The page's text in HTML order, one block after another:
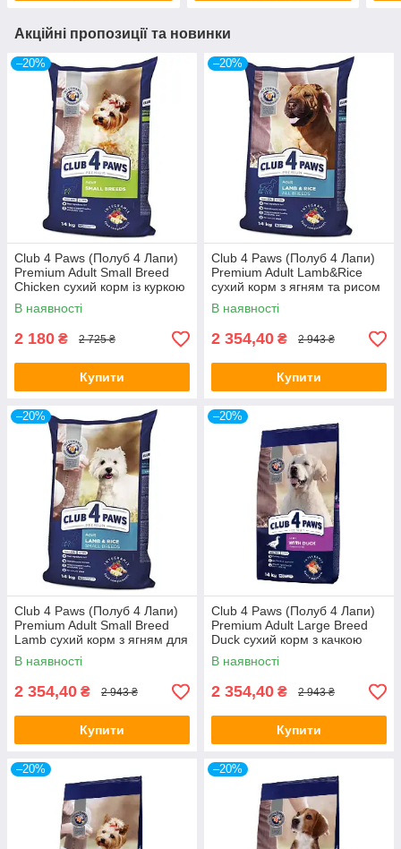
Акційні пропозиції та новинки
–20%
Club 4 Paws (Полуб 4 Лапи)
Premium Adult Small Breed
Chicken сухий корм із куркою
для собак малих порід
В наявності
2 180 ₴ 2 725 ₴
Купити
–20%
Club 4 Paws (Полуб 4 Лапи)
Premium Adult Lamb&Rice
сухий корм з ягням та рисом
для собак усіх порід
В наявності
2 354,40 ₴ 2 943 ₴
Купити
–20%
Club 4 Paws (Полуб 4 Лапи)
Premium Adult Small Breed
Lamb сухий корм з ягням для
собак малих порід
В наявності
2 354,40 ₴ 2 943 ₴
Купити
–20%
Club 4 Paws (Полуб 4 Лапи)
Premium Adult Large Breed
Duck сухий корм з качкою
для дорослих собак великих
порід
В наявності
2 354,40 ₴ 2 943 ₴
Купити
–20% –20%